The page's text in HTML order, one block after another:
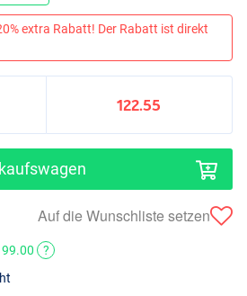
extra Rabatt! Der Rabatt ist direkt
122.55
Auf die Wunschliste setzen
99.00
?